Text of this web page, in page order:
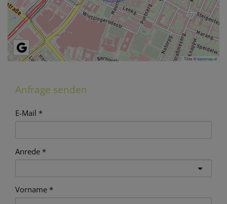
Tiles ©basemap.at
Anfrage senden
E-Mail
Anrede
Vorname